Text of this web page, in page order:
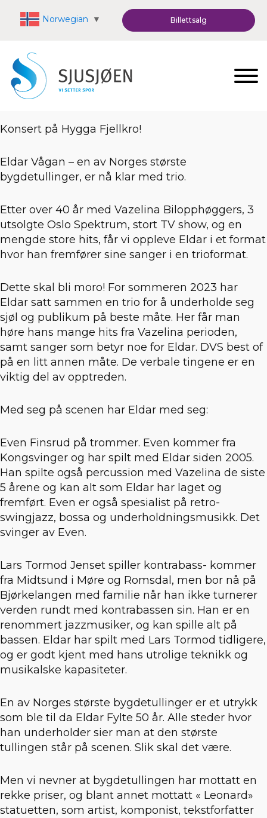
Norwegian ▼ Billettsalg
Konsert på Hygga Fjellkro!
Eldar Vågan – en av Norges største
bygdetullinger, er nå klar med trio.
Etter over 40 år med Vazelina Bilopphøggers, 3
utsolgte Oslo Spektrum, stort TV show, og en
mengde store hits, får vi oppleve Eldar i et format
hvor han fremfører sine sanger i en trioformat.
Dette skal bli moro! For sommeren 2023 har
Eldar satt sammen en trio for å underholde seg
sjøl og publikum på beste måte. Her får man
høre hans mange hits fra Vazelina perioden,
samt sanger som betyr noe for Eldar. DVS best of
på en litt annen måte. De verbale tingene er en
viktig del av opptreden.
Med seg på scenen har Eldar med seg:
Even Finsrud på trommer. Even kommer fra
Kongsvinger og har spilt med Eldar siden 2005.
Han spilte også percussion med Vazelina de siste
5 årene og kan alt som Eldar har laget og
fremført. Even er også spesialist på retro-
swingjazz, bossa og underholdningsmusikk. Det
svinger av Even.
Lars Tormod Jenset spiller kontrabass- kommer
fra Midtsund i Møre og Romsdal, men bor nå på
Bjørkelangen med familie når han ikke turnerer
verden rundt med kontrabassen sin. Han er en
renommert jazzmusiker, og kan spille alt på
bassen. Eldar har spilt med Lars Tormod tidligere,
og er godt kjent med hans utrolige teknikk og
musikalske kapasiteter.
En av Norges største bygdetullinger er et utrykk
som ble til da Eldar Fylte 50 år. Alle steder hvor
han underholder sier man at den største
tullingen står på scenen. Slik skal det være.
Men vi nevner at bygdetullingen har mottatt en
rekke priser, og blant annet mottatt « Leonard»
statuetten, som artist, komponist, tekstforfatter